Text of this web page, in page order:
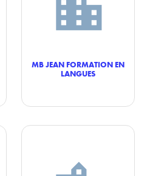
MB JEAN FORMATION EN
LANGUES